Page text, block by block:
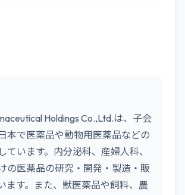
Holdings Co.,Ltd.は、子会
本で医薬品や動物用医薬品などの
ています。内分泌科、産婦人科、
の医薬品の研究・開発・製造・販
ます。また、獣医薬品や飼料、農